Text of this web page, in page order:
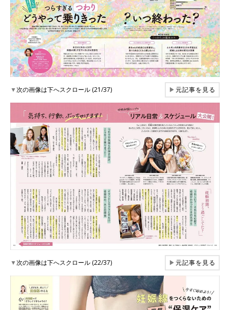
▼次の画像は下へスクロール (21/37) ▶元記事を見る
▼次の画像は下へスクロール (22/37) ▶元記事を見る